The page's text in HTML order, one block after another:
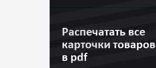
Распечатать все
карточки товаров
в pdf